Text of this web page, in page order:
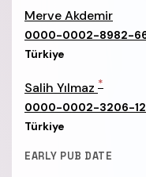
Merve Akdemir
0000-0002-8982-
Türkiye
Salih Yılmaz *
0000-0002-3206-
Türkiye
EARLY PUB DATE